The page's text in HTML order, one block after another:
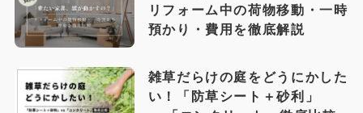
リフォーム中の荷物移動・一時
預かり・費用を徹底解説
雑草だらけの庭をどうにかした
い！「防草シート＋砂利」